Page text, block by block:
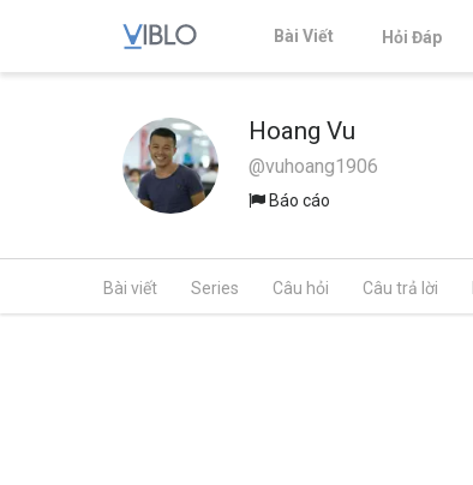
Bài Viết Hỏi Đáp
Hoang Vu
@vuhoang1906
Báo cáo
Bài viết Series Câu hỏi Câu trả lời